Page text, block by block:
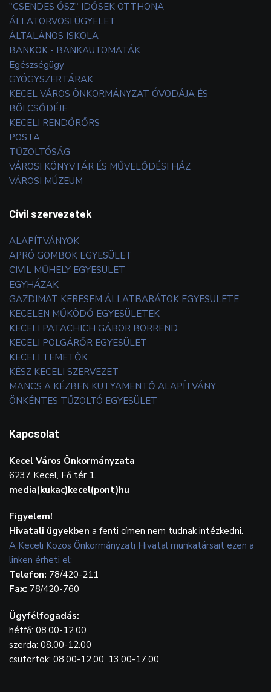
"CSENDES ŐSZ" IDŐSEK OTTHONA
ÁLLATORVOSI ÜGYELET
ÁLTALÁNOS ISKOLA
BANKOK - BANKAUTOMATÁK
Egészségügy
GYÓGYSZERTÁRAK
KECEL VÁROS ÖNKORMÁNYZAT ÓVODÁJA ÉS
BÖLCSŐDÉJE
KECELI RENDŐRŐRS
POSTA
TŰZOLTÓSÁG
VÁROSI KÖNYVTÁR ÉS MŰVELŐDÉSI HÁZ
VÁROSI MÚZEUM
Civil szervezetek
ALAPÍTVÁNYOK
APRÓ GOMBOK EGYESÜLET
CIVIL MŰHELY EGYESÜLET
EGYHÁZAK
GAZDIMAT KERESEM ÁLLATBARÁTOK EGYESÜLETE
KECELEN MŰKÖDŐ EGYESÜLETEK
KECELI PATACHICH GÁBOR BORREND
KECELI POLGÁRŐR EGYESÜLET
KECELI TEMETŐK
KÉSZ KECELI SZERVEZET
MANCS A KÉZBEN KUTYAMENTŐ ALAPÍTVÁNY
ÖNKÉNTES TŰZOLTÓ EGYESÜLET
Kapcsolat
Kecel Város Önkormányzata
6237 Kecel, Fő tér 1.
media(kukac)kecel(pont)hu
Figyelem!
Hivatali ügyekben a fenti címen nem tudnak intézkedni.
A Keceli Közös Önkormányzati Hivatal munkatársait ezen a
linken érheti el:
Telefon: 78/420-211
Fax: 78/420-760
Ügyfélfogadás:
hétfő: 08.00-12.00
szerda: 08.00-12.00
csütörtök: 08.00-12.00, 13.00-17.00